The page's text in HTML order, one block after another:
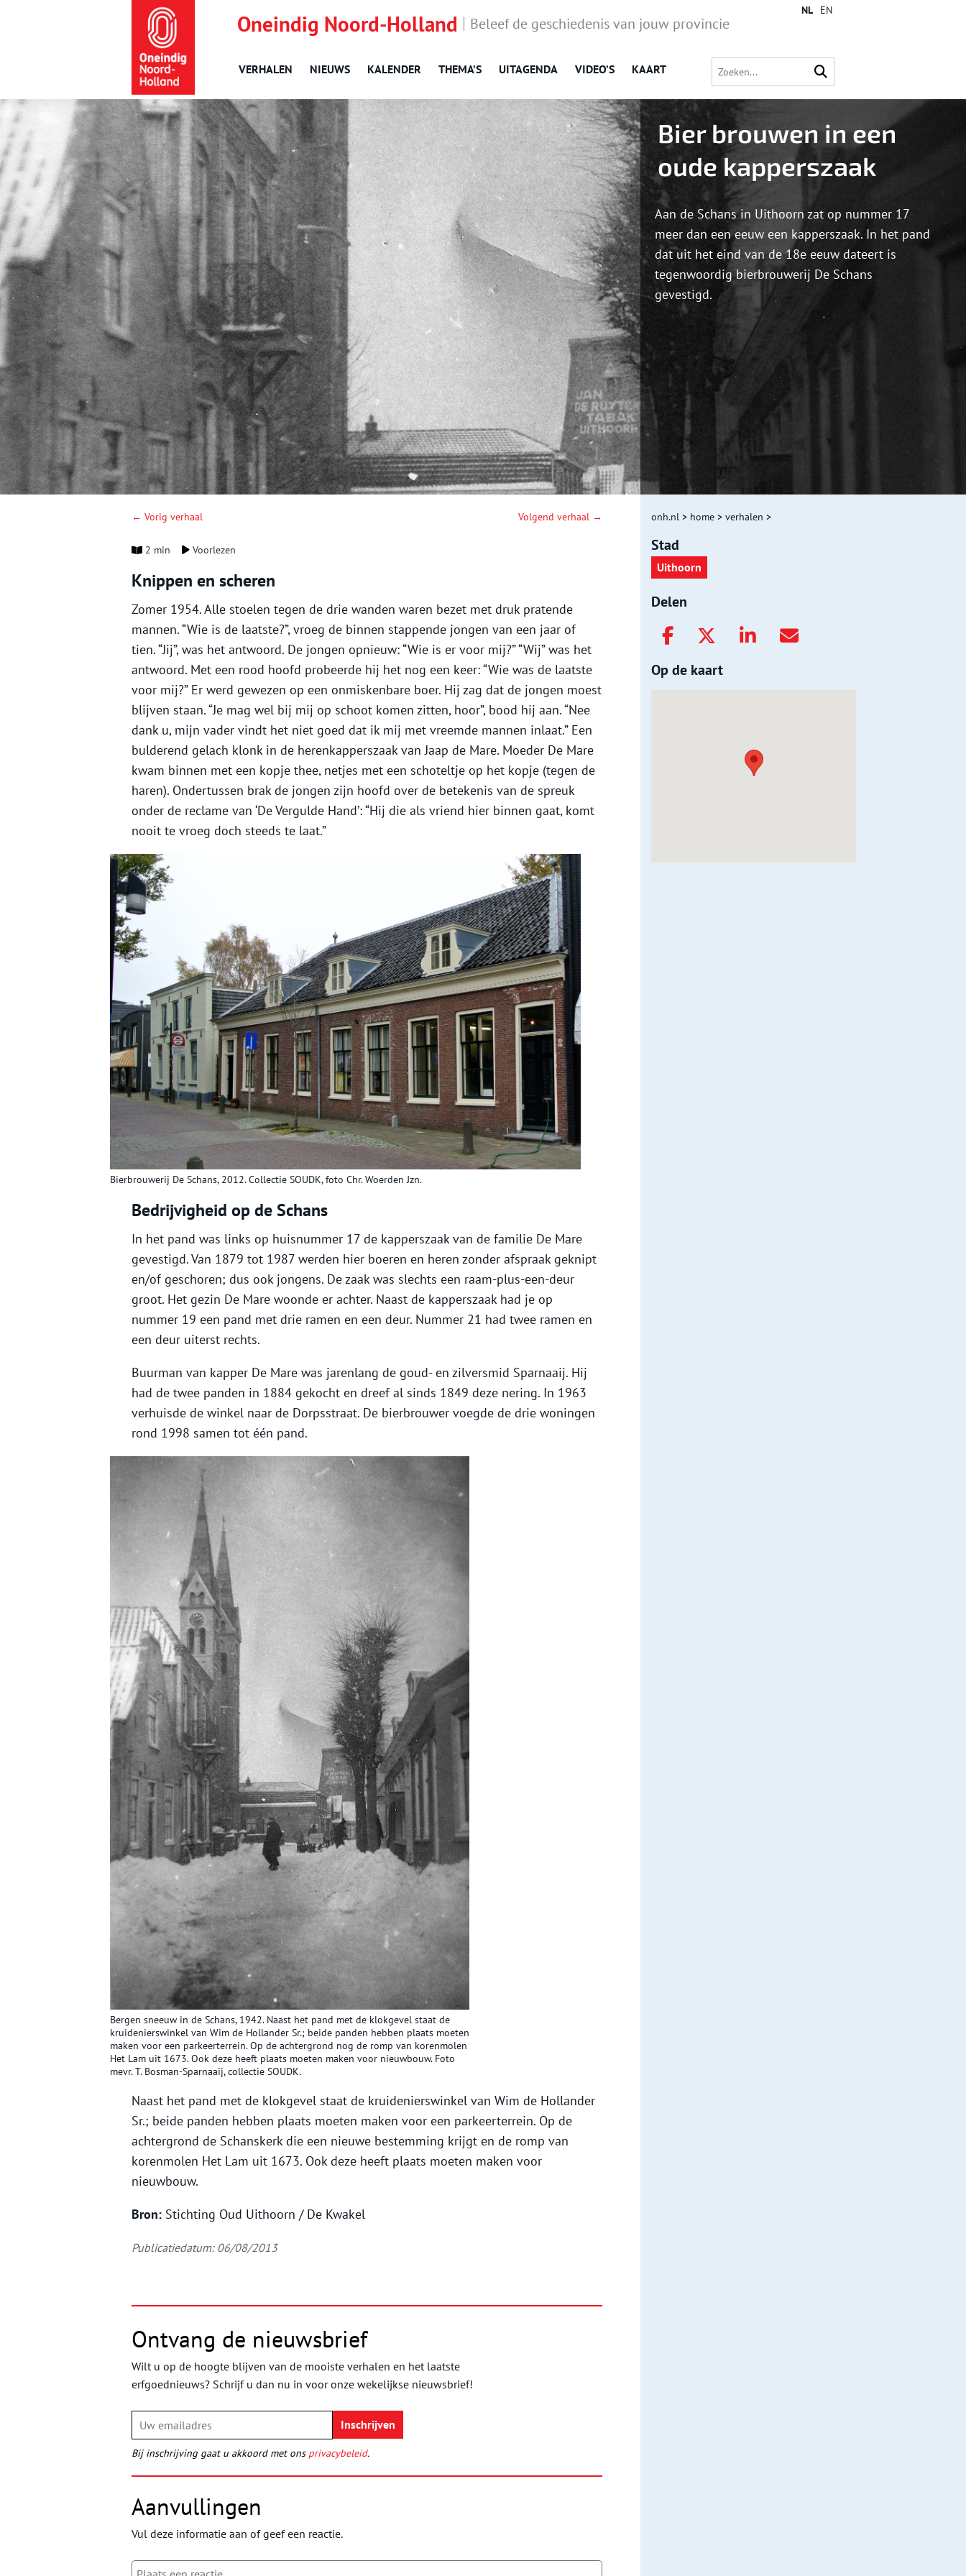
Oneindig Noord-Holland Beleef de geschiedenis van jouw provincie
VERHALEN NIEUWS KALENDER THEMA’S UITAGENDA VIDEO’S KAART
NL EN
Bier brouwen in een
oude kapperszaak
Aan de Schans in Uithoorn zat op nummer 17
meer dan een eeuw een kapperszaak. In het pand
dat uit het eind van de 18e eeuw dateert is
tegenwoordig bierbrouwerij De Schans
gevestigd.
← Vorig verhaal Volgend verhaal →
2 min Voorlezen
Knippen en scheren
Zomer 1954. Alle stoelen tegen de drie wanden waren bezet met druk pratende
mannen. “Wie is de laatste?”, vroeg de binnen stappende jongen van een jaar of
tien. “Jij”, was het antwoord. De jongen opnieuw: “Wie is er voor mij?” “Wij” was het
antwoord. Met een rood hoofd probeerde hij het nog een keer: “Wie was de laatste
voor mij?” Er werd gewezen op een onmiskenbare boer. Hij zag dat de jongen moest
blijven staan. “Je mag wel bij mij op schoot komen zitten, hoor”, bood hij aan. “Nee
dank u, mijn vader vindt het niet goed dat ik mij met vreemde mannen inlaat.” Een
bulderend gelach klonk in de herenkapperszaak van Jaap de Mare. Moeder De Mare
kwam binnen met een kopje thee, netjes met een schoteltje op het kopje (tegen de
haren). Ondertussen brak de jongen zijn hoofd over de betekenis van de spreuk
onder de reclame van ‘De Vergulde Hand’: “Hij die als vriend hier binnen gaat, komt
nooit te vroeg doch steeds te laat.”
Bierbrouwerij De Schans, 2012. Collectie SOUDK, foto Chr. Woerden Jzn.
Bedrijvigheid op de Schans
In het pand was links op huisnummer 17 de kapperszaak van de familie De Mare
gevestigd. Van 1879 tot 1987 werden hier boeren en heren zonder afspraak geknipt
en/of geschoren; dus ook jongens. De zaak was slechts een raam-plus-een-deur
groot. Het gezin De Mare woonde er achter. Naast de kapperszaak had je op
nummer 19 een pand met drie ramen en een deur. Nummer 21 had twee ramen en
een deur uiterst rechts.
Buurman van kapper De Mare was jarenlang de goud- en zilversmid Sparnaaij. Hij
had de twee panden in 1884 gekocht en dreef al sinds 1849 deze nering. In 1963
verhuisde de winkel naar de Dorpsstraat. De bierbrouwer voegde de drie woningen
rond 1998 samen tot één pand.
Bergen sneeuw in de Schans, 1942. Naast het pand met de klokgevel staat de
kruidenierswinkel van Wim de Hollander Sr.; beide panden hebben plaats moeten
maken voor een parkeerterrein. Op de achtergrond nog de romp van korenmolen
Het Lam uit 1673. Ook deze heeft plaats moeten maken voor nieuwbouw. Foto
mevr. T. Bosman-Sparnaaij, collectie SOUDK.
Naast het pand met de klokgevel staat de kruidenierswinkel van Wim de Hollander
Sr.; beide panden hebben plaats moeten maken voor een parkeerterrein. Op de
achtergrond de Schanskerk die een nieuwe bestemming krijgt en de romp van
korenmolen Het Lam uit 1673. Ook deze heeft plaats moeten maken voor
nieuwbouw.
Bron: Stichting Oud Uithoorn / De Kwakel
Publicatiedatum: 06/08/2013
Ontvang de nieuwsbrief
Wilt u op de hoogte blijven van de mooiste verhalen en het laatste
erfgoednieuws? Schrijf u dan nu in voor onze wekelijkse nieuwsbrief!
Bij inschrijving gaat u akkoord met ons privacybeleid.
Aanvullingen
Vul deze informatie aan of geef een reactie.
onh.nl > home > verhalen >
Stad
Uithoorn
Delen
Op de kaart